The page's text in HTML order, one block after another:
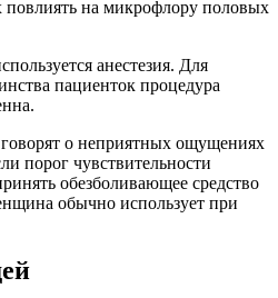
повлиять на микрофлору половых
анестезия. Для
пациенток процедура
о неприятных ощущениях
порог чувствительности
обезболивающее средство
обычно использует при